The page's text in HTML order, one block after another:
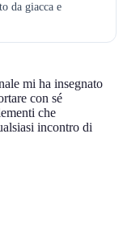
da giacca e
mi ha insegnato
con sé
che
incontro di